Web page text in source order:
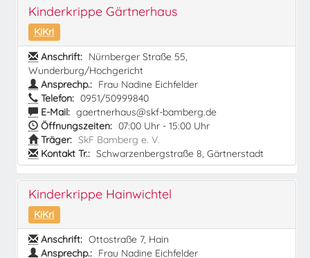
Kinderkrippe Gärtnerhaus
KiKri
Anschrift: Nürnberger Straße 55,
Wunderburg/Hochgericht
Ansprechp.: Frau Nadine Eichfelder
Telefon: 0951/50999840
E-Mail: gaertnerhaus@skf-bamberg.de
Öffnungszeiten: 07:00 Uhr - 15:00 Uhr
Träger: SkF Bamberg e. V.
Kontakt Tr.: Schwarzenbergstraße 8, Gärtnerstadt
Kinderkrippe Hainwichtel
KiKri
Anschrift: Ottostraße 7, Hain
Ansprechp.: Frau Nadine Eichfelder